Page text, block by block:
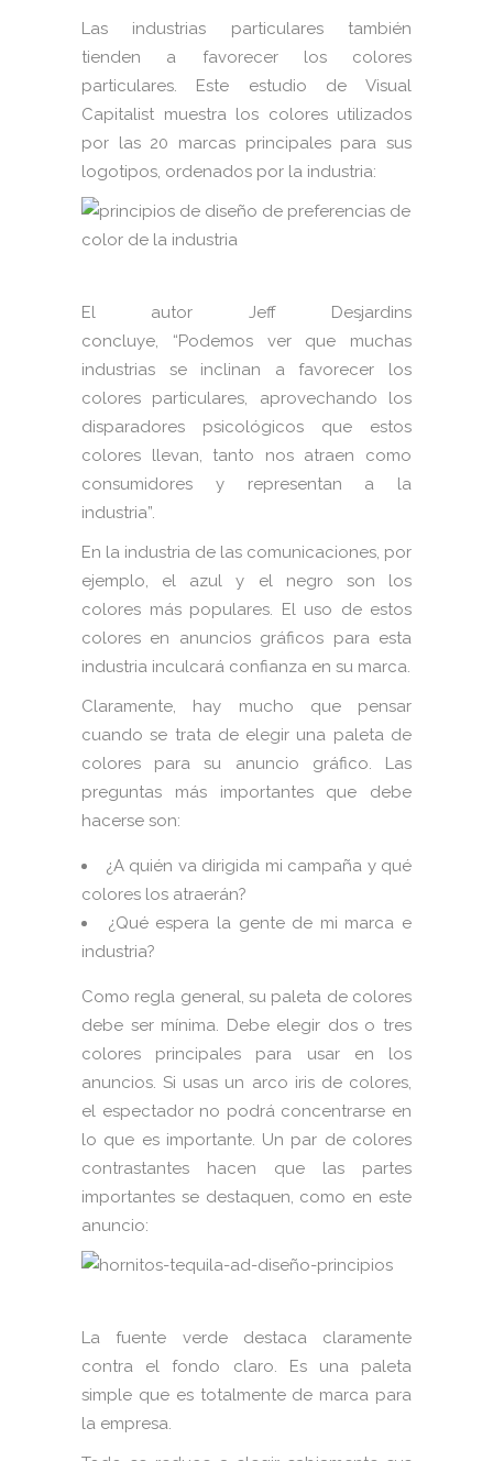
Las industrias particulares también
tienden a favorecer los colores
particulares. Este estudio de Visual
Capitalist muestra los colores utilizados
por las 20 marcas principales para sus
logotipos, ordenados por la industria:
El autor Jeff Desjardins
concluye, “Podemos ver que muchas
industrias se inclinan a favorecer los
colores particulares, aprovechando los
disparadores psicológicos que estos
colores llevan, tanto nos atraen como
consumidores y representan a la
industria”.
En la industria de las comunicaciones, por
ejemplo, el azul y el negro son los
colores más populares. El uso de estos
colores en anuncios gráficos para esta
industria inculcará confianza en su marca.
Claramente, hay mucho que pensar
cuando se trata de elegir una paleta de
colores para su anuncio gráfico. Las
preguntas más importantes que debe
hacerse son:
¿A quién va dirigida mi campaña y qué
colores los atraerán?
¿Qué espera la gente de mi marca e
industria?
Como regla general, su paleta de colores
debe ser mínima. Debe elegir dos o tres
colores principales para usar en los
anuncios. Si usas un arco iris de colores,
el espectador no podrá concentrarse en
lo que es importante. Un par de colores
contrastantes hacen que las partes
importantes se destaquen, como en este
anuncio:
La fuente verde destaca claramente
contra el fondo claro. Es una paleta
simple que es totalmente de marca para
la empresa.